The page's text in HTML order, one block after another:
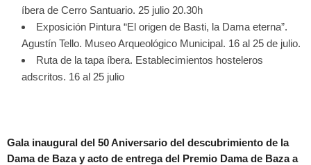
íbera de Cerro Santuario. 25 julio 20.30h
Exposición Pintura “El origen de Basti, la Dama eterna”.
Agustín Tello. Museo Arqueológico Municipal. 16 al 25 de julio.
Ruta de la tapa íbera. Establecimientos hosteleros
adscritos. 16 al 25 julio
Gala inaugural del 50 Aniversario del descubrimiento de la
Dama de Baza y acto de entrega del Premio Dama de Baza a